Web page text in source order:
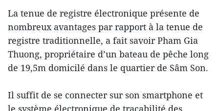
La tenue de registre électronique présente de
nombreux avantages par rapport à la tenue de
registre traditionnelle, a fait savoir Pham Gia
Thuong, propriétaire d’un bateau de pêche long
de 19,5m domicilé dans le quartier de Sâm Son.
Il suffit de se connecter sur son smartphone et